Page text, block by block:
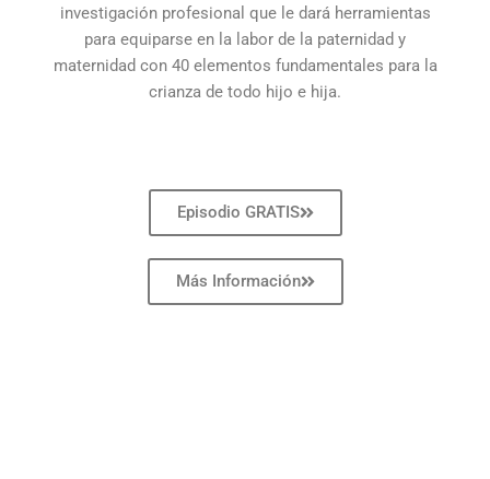
investigación profesional que le dará herramientas
para equiparse en la labor de la paternidad y
maternidad con 40 elementos fundamentales para la
crianza de todo hijo e hija.
Episodio GRATIS
Más Información